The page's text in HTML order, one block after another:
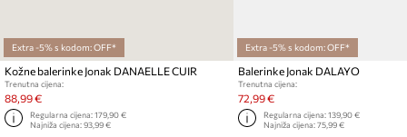
Extra -5% s kodom: OFF*
Kožne balerinke Jonak DANAELLE CUIR
Trenutna cijena:
88,99 €
Regularna cijena:179,90 €
Najniža cijena:93,99 €
Extra -5% s kodom: OFF*
Balerinke Jonak DALAYO
Trenutna cijena:
72,99 €
Regularna cijena:139,90 €
Najniža cijena:75,99 €